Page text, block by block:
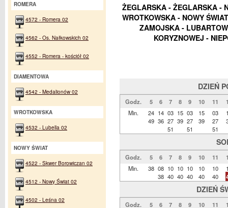
ŻEGLARSKA - ŻEGLARSKA -
WROTKOWSKA - NOWY
ZAMOJSKA -
KORYZNOWEJ -
DZIEŃ
Godz. 5 6 7 8 9 10 11
Min.
24
49
14
36
03
27
51
15
39
03
27
51
15
39
03
27
51
Godz. 5 6 7 8 9 10 11
Min.
38 08
38
10
40
10
40
10
40
10
40
10
40
DZIEŃ
Godz. 5 6 7 8 9 10 11
ROMERA
4572 - Romera 02
4562 - Os. Nałkowskich 02
4552 - Romera - kościół 02
DIAMENTOWA
4542 - Medalionów 02
WROTKOWSKA
4532 - Lubella 02
NOWY ŚWIAT
4522 - Skwer Borowiczan 02
4512 - Nowy Świat 02
4502 - Leśna 02